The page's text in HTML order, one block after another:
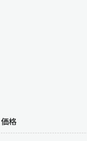
価格